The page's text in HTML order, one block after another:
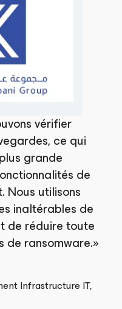
vérifier
ce qui
grande
de
Nous utilisons
inaltérables de
de réduire toute
de ransomware.»
Infrastructure IT,